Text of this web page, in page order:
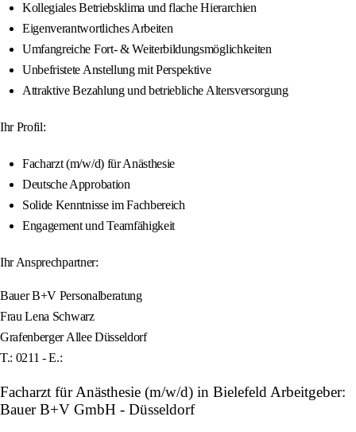
Kollegiales Betriebsklima und flache Hierarchien
Eigenverantwortliches Arbeiten
Umfangreiche Fort- & Weiterbildungsmöglichkeiten
Unbefristete Anstellung mit Perspektive
Attraktive Bezahlung und betriebliche Altersversorgung
Ihr Profil:
Facharzt (m/w/d) für Anästhesie
Deutsche Approbation
Solide Kenntnisse im Fachbereich
Engagement und Teamfähigkeit
Ihr Ansprechpartner:
Bauer B+V Personalberatung
Frau Lena Schwarz
Grafenberger Allee Düsseldorf
T.: 0211 - E.:
Facharzt für Anästhesie (m/w/d) in Bielefeld Arbeitgeber:
Bauer B+V GmbH - Düsseldorf